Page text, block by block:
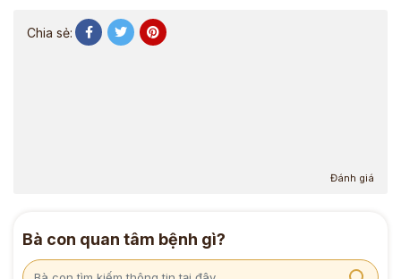
Chia sẻ:
Đánh giá
Bà con quan tâm bệnh gì?